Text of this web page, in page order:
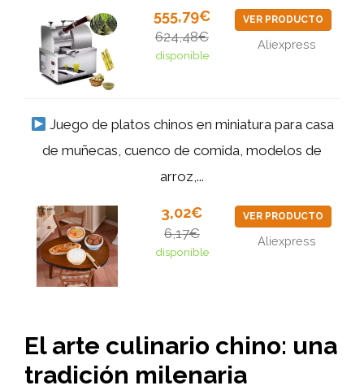
555,79€
624,48€
disponible
VER PRODUCTO
Aliexpress
Juego de platos chinos en miniatura para casa
de muñecas, cuenco de comida, modelos de
arroz,...
3,02€
6,17€
disponible
VER PRODUCTO
Aliexpress
El arte culinario chino: una
tradición milenaria